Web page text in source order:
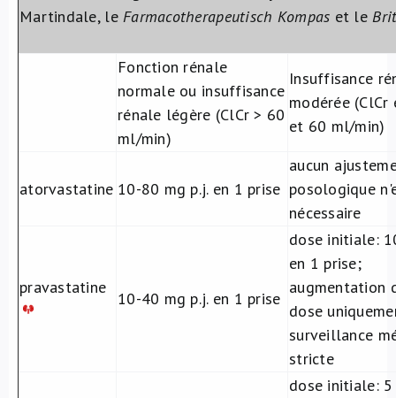
Martindale, leFarmacotherapeutisch Kompas et le
Fonction rénale
normale ou insuffisance
rénale légère (ClCr > 60
ml/min)
Insuffisance
modérée
et 60 ml/min)
atorvastatine 10-80 mg p.j. en 1 prise
aucun
posologique
nécessaire
pravastatine
10-40 mg p.j. en 1 prise
dose initiale:
en 1 prise;
augmentation
dose
surveillance
stricte
dose initiale: 5